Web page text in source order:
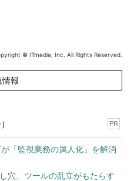
トを重視するならStandard
ークパフォーマンスモニタリ
測結果によると、Premiumは
ットが最大1.7倍に達したとい
© ITmedia, Inc. All Rights Reserved.
情報
PR
「監視業務の属人化」を解消
穴、ツールの乱立がもたらす